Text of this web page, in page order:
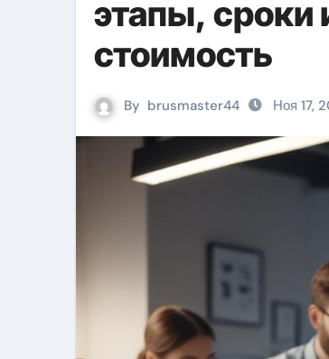
этапы, сроки
стоимость
By brusmaster44 Ноя 17,